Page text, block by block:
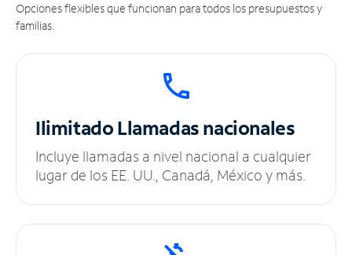
Opciones flexibles que funcionan para todos los presupuestos y
familias.
IlimitadoLlamadas nacionales
Incluye llamadas a nivel nacional a cualquier
lugar de los EE. UU., Canadá, México y más.